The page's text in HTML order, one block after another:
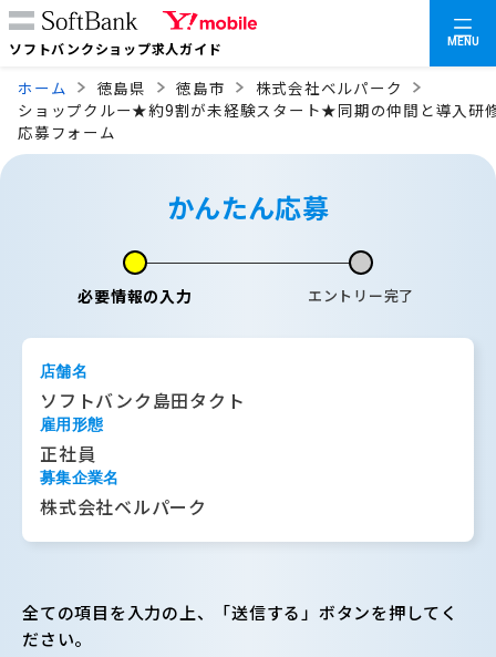
ソフトバンクショップ求人ガイド MENU
ホーム 徳島県 徳島市
株式会社ベルパーク
ショップクルー★約9割が未経験スタート★同期の仲間と導入研
応募フォーム
かんたん応募
必要情報の入力 エントリー完了
店舗名
ソフトバンク島田タクト
雇用形態
正社員
募集企業名
株式会社ベルパーク
全ての項目を入力の上、「送信する」ボタンを押してく
ださい。